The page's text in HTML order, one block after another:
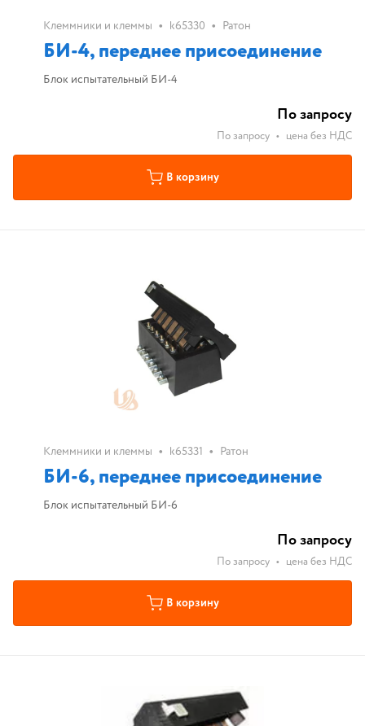
Клеммники и клеммы • k65330 • Ратон
БИ-4, переднее присоединение
Блок испытательный БИ-4
По запросу
По запросу • цена без НДС
В корзину
Клеммники и клеммы • k65331 • Ратон
БИ-6, переднее присоединение
Блок испытательный БИ-6
По запросу
По запросу • цена без НДС
В корзину